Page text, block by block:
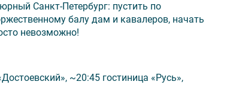
Санкт-Петербург: пустить по
балу дам и кавалеров, начать
невозможно!
~20:45 гостиница «Русь»,